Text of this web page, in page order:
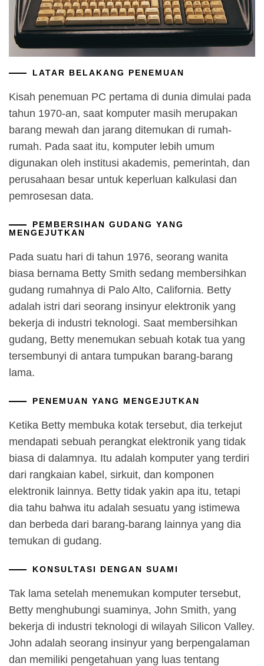
LATAR BELAKANG PENEMUAN
Kisah penemuan PC pertama di dunia dimulai pada
tahun 1970-an, saat komputer masih merupakan
barang mewah dan jarang ditemukan di rumah-
rumah. Pada saat itu, komputer lebih umum
digunakan oleh institusi akademis, pemerintah, dan
perusahaan besar untuk keperluan kalkulasi dan
pemrosesan data.
PEMBERSIHAN GUDANG YANG
MENGEJUTKAN
Pada suatu hari di tahun 1976, seorang wanita
biasa bernama Betty Smith sedang membersihkan
gudang rumahnya di Palo Alto, California. Betty
adalah istri dari seorang insinyur elektronik yang
bekerja di industri teknologi. Saat membersihkan
gudang, Betty menemukan sebuah kotak tua yang
tersembunyi di antara tumpukan barang-barang
lama.
PENEMUAN YANG MENGEJUTKAN
Ketika Betty membuka kotak tersebut, dia terkejut
mendapati sebuah perangkat elektronik yang tidak
biasa di dalamnya. Itu adalah komputer yang terdiri
dari rangkaian kabel, sirkuit, dan komponen
elektronik lainnya. Betty tidak yakin apa itu, tetapi
dia tahu bahwa itu adalah sesuatu yang istimewa
dan berbeda dari barang-barang lainnya yang dia
temukan di gudang.
KONSULTASI DENGAN SUAMI
Tak lama setelah menemukan komputer tersebut,
Betty menghubungi suaminya, John Smith, yang
bekerja di industri teknologi di wilayah Silicon Valley.
John adalah seorang insinyur yang berpengalaman
dan memiliki pengetahuan yang luas tentang